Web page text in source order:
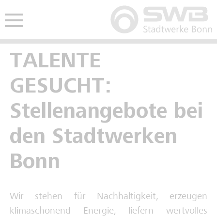
öffnen
Freie Ausbildungsplätze
Kaufmännische Ausbildung
Gewerblich-technische Ausbildung
Deine Zukunft im Video
Interviews Auszubildende
Freie Stellen
Interviews Fachkräfte
Spannende Berufe im Video
Studentisches Praktikum
Werkstudium
Hauptmenü öffnen
TALENTE
GESUCHT:
Stellenangebote bei
den Stadtwerken
Bonn
Wir stehen für Nachhaltigkeit, erzeugen
klimaschonend Energie, liefern wertvolles